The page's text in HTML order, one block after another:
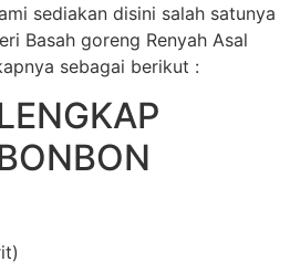
sediakan disini salah satunya
Basah goreng Renyah Asal
sebagai berikut :